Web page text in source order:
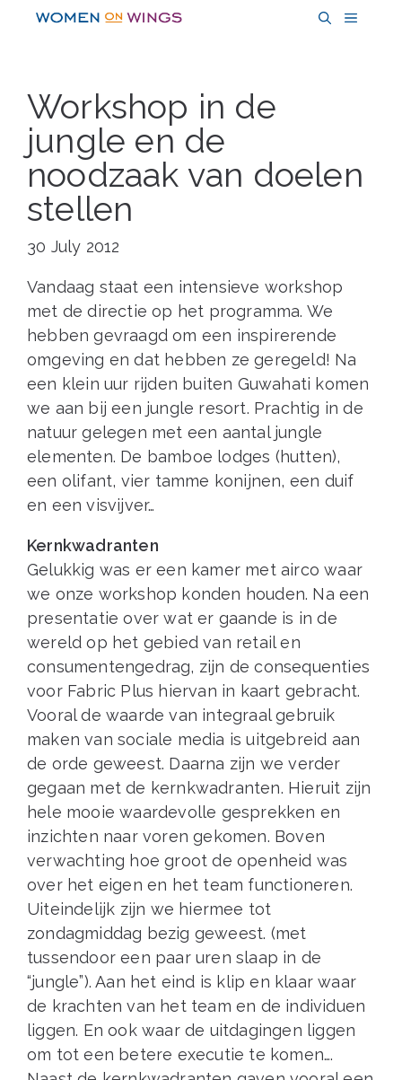
MENU
Workshop in de
jungle en de
noodzaak van doelen
stellen
30 July 2012
Vandaag staat een intensieve workshop
met de directie op het programma. We
hebben gevraagd om een inspirerende
omgeving en dat hebben ze geregeld! Na
een klein uur rijden buiten Guwahati komen
we aan bij een jungle resort. Prachtig in de
natuur gelegen met een aantal jungle
elementen. De bamboe lodges (hutten),
een olifant, vier tamme konijnen, een duif
en een visvijver…
Kernkwadranten
Gelukkig was er een kamer met airco waar
we onze workshop konden houden. Na een
presentatie over wat er gaande is in de
wereld op het gebied van retail en
consumentengedrag, zijn de consequenties
voor Fabric Plus hiervan in kaart gebracht.
Vooral de waarde van integraal gebruik
maken van sociale media is uitgebreid aan
de orde geweest. Daarna zijn we verder
gegaan met de kernkwadranten. Hieruit zijn
hele mooie waardevolle gesprekken en
inzichten naar voren gekomen. Boven
verwachting hoe groot de openheid was
over het eigen en het team functioneren.
Uiteindelijk zijn we hiermee tot
zondagmiddag bezig geweest. (met
tussendoor een paar uren slaap in de
“jungle”). Aan het eind is klip en klaar waar
de krachten van het team en de individuen
liggen. En ook waar de uitdagingen liggen
om tot een betere executie te komen….